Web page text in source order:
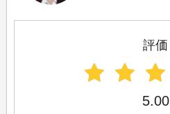
評価
5.00